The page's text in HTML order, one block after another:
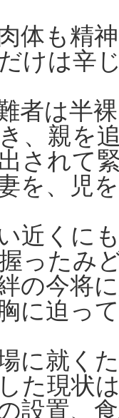
体も精
けは辛
者は半
、親を
されて
を、児
近くに
ったみ
の今将
に迫っ
に就く
た現状
設置、